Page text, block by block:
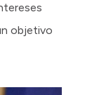
objetivo